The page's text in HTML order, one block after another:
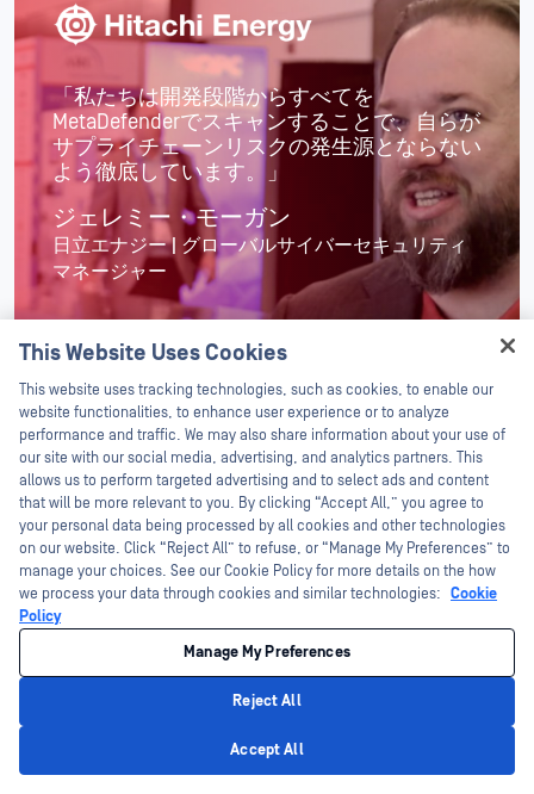
「サイバーセキュリティにおける中核的な課
題の対応を外部組織に委託することで、私た
ちは本来の使命に集中でき、他のことに気を
取られることなく業務に取り組むことができ
ます。」
ギャレット・リー
インディード、Software マネージャー
ブログを読む
受賞歴と評価
賞の3部門を受賞
詳しくはこちらから
This Website Uses Cookies
This website uses tracking technologies, such as cookies, to enable our
website functionalities, to enhance user experience or to analyze
performance and traffic. We may also share information about your use of
our site with our social media, advertising, and analytics partners. This
allows us to perform targeted advertising and to select ads and content
that will be more relevant to you. By clicking “Accept All,” you agree to
your personal data being processed by all cookies and other technologies
on our website. Click “Reject All” to refuse, or “Manage My Preferences” to
manage your choices. See our Cookie Policy for more details on the how
we process your data through cookies and similar technologies: Cookie
Policy
Manage My Preferences
Reject All
Accept All
Hey there!
I'm Ozzy, your OPSWAT virtual assistant.
How can I help you secure what's critical
today?